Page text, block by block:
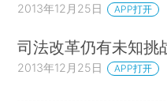
2013年12月25日 APP打开
司法改革仍有未知挑
2013年12月25日 APP打开